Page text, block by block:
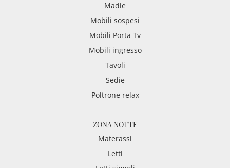
Madie
Mobili sospesi
Mobili Porta Tv
Mobili ingresso
Tavoli
Sedie
Poltrone relax
ZONA NOTTE
Materassi
Letti